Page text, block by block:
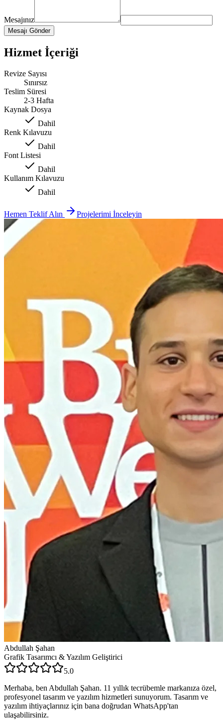
Mesajınız
Mesajı Gönder
Hizmet İçeriği
Revize Sayısı
Sınırsız
Teslim Süresi
2-3 Hafta
Kaynak Dosya
Dahil
Renk Kılavuzu
Dahil
Font Listesi
Dahil
Kullanım Kılavuzu
Dahil
Hemen Teklif Alın Projelerimi İnceleyin
Abdullah Şahan
Grafik Tasarımcı & Yazılım Geliştirici
5.0
Merhaba, ben Abdullah Şahan. 11 yıllık tecrübemle markanıza özel,
profesyonel tasarım ve yazılım hizmetleri sunuyorum. Tasarım ve
yazılım ihtiyaçlarınız için bana doğrudan WhatsApp'tan
ulaşabilirsiniz.